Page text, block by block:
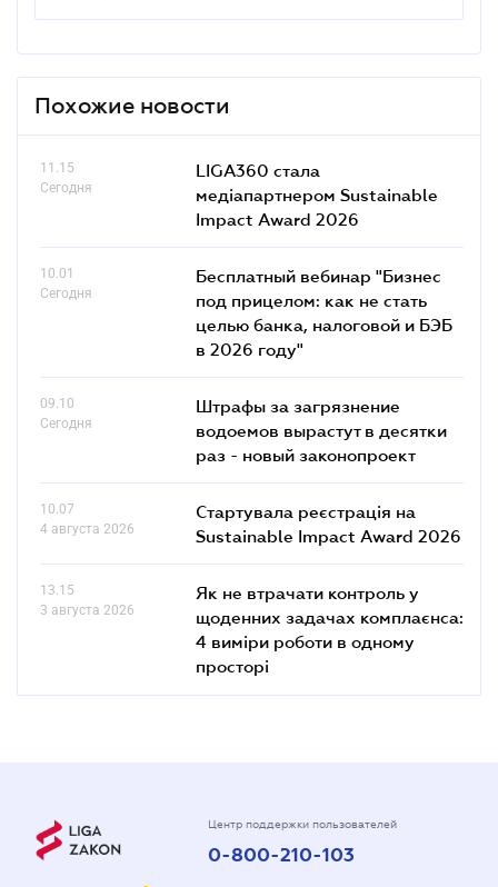
Похожие новости
11.15
Сегодня
LIGA360 стала
медіапартнером Sustainable
Impact Award 2026
10.01
Сегодня
Бесплатный вебинар "Бизнес
под прицелом: как не стать
целью банка, налоговой и БЭБ
в 2026 году"
09.10
Сегодня
Штрафы за загрязнение
водоемов вырастут в десятки
раз - новый законопроект
10.07
4 августа 2026
Стартувала реєстрація на
Sustainable Impact Award 2026
13.15
3 августа 2026
Як не втрачати контроль у
щоденних задачах комплаєнса:
4 виміри роботи в одному
просторі
Центр поддержки пользователей
0-800-210-103